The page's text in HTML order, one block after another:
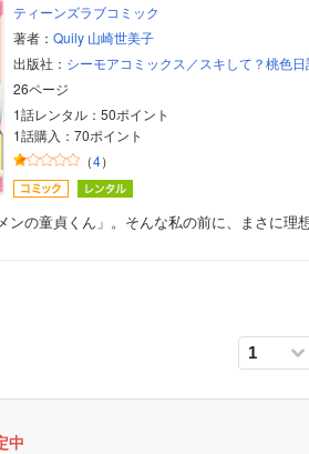
ティーンズラブコミック
著者： Quily 山崎世美子
出版社： シーモアコミックス／スキして？桃色日
26ページ
1話レンタル：50ポイント
1話購入：70ポイント
（4）
ンの童貞くん」。そんな私の前に、まさに理
中